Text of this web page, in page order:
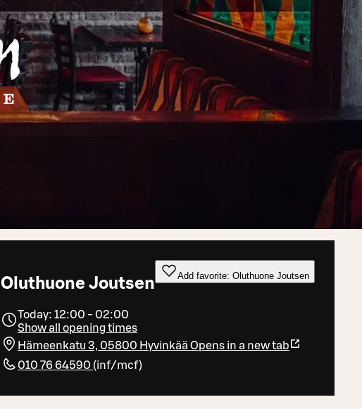
Oluthuone Joutsen Add favorite: Oluthuone Joutsen
Today: 12:00 - 02:00
Show all opening times
Hämeenkatu 3, 05800 Hyvinkää Opens in a new tab
010 76 64590 (inf/mcf)